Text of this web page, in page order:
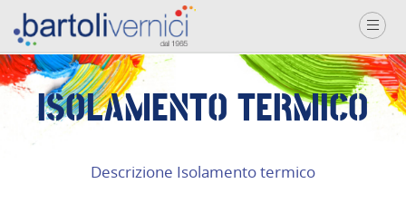
ISOLAMENTO TERMICO
Descrizione Isolamento termico